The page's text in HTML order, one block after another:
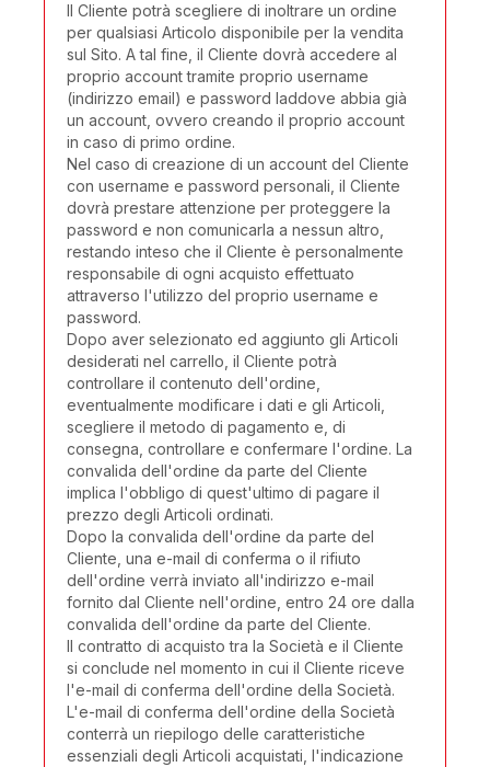
Il Cliente potrà scegliere di inoltrare un ordine
per qualsiasi Articolo disponibile per la vendita
sul Sito. A tal fine, il Cliente dovrà accedere al
proprio account tramite proprio username
(indirizzo email) e password laddove abbia già
un account, ovvero creando il proprio account
in caso di primo ordine.
Nel caso di creazione di un account del Cliente
con username e password personali, il Cliente
dovrà prestare attenzione per proteggere la
password e non comunicarla a nessun altro,
restando inteso che il Cliente è personalmente
responsabile di ogni acquisto effettuato
attraverso l'utilizzo del proprio username e
password.
Dopo aver selezionato ed aggiunto gli Articoli
desiderati nel carrello, il Cliente potrà
controllare il contenuto dell'ordine,
eventualmente modificare i dati e gli Articoli,
scegliere il metodo di pagamento e, di
consegna, controllare e confermare l'ordine. La
convalida dell'ordine da parte del Cliente
implica l'obbligo di quest'ultimo di pagare il
prezzo degli Articoli ordinati.
Dopo la convalida dell'ordine da parte del
Cliente, una e-mail di conferma o il rifiuto
dell'ordine verrà inviato all'indirizzo e-mail
fornito dal Cliente nell'ordine, entro 24 ore dalla
convalida dell'ordine da parte del Cliente.
Il contratto di acquisto tra la Società e il Cliente
si conclude nel momento in cui il Cliente riceve
l'e-mail di conferma dell'ordine della Società.
L'e-mail di conferma dell'ordine della Società
conterrà un riepilogo delle caratteristiche
essenziali degli Articoli acquistati, l'indicazione